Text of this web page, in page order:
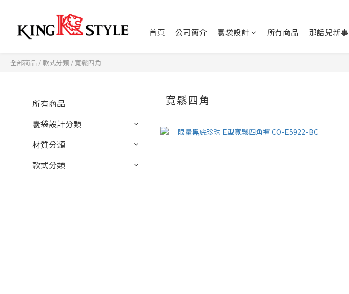
首頁 公司簡介 囊袋設計 所有商品 那話兒新事
全部商品 /款式分類 / 寛鬆四角
所有商品
囊袋設計分類
材質分類
款式分類
寛鬆四角